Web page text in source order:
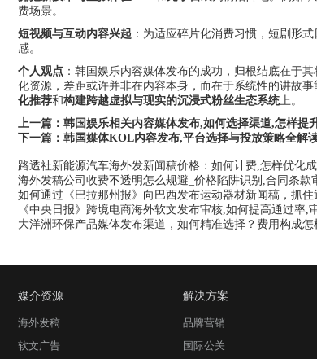
费场景。
短视频与互动内容兴起 ：为适应碎片化消费习惯，短剧形
感。
个人观点 ：韩国娱乐内容媒体发布的成功，归根结底在于
化资源，差距或许并非在内容本身，而在于系统性的讲故
化推荐和构建跨越虚拟与现实的沉浸式粉丝生态系统上。
上一篇： 韩国娱乐相关内容媒体发布,如何选择渠道,怎样提
下一篇： 韩国媒体KOL内容发布,平台选择与投放策略全解
路透社新能源汽车海外发新闻稿价格：如何计费,怎样优化
海外发稿公司收费不透明怎么规避_价格陷阱识别,合同条款
如何通过《巴拉那州报》向巴西发布运动器材新闻稿，抓住
《中央日报》跨境电商海外软文发布审核,如何提高通过率,
大洋洲环保产品媒体发布渠道，如何精准选择？费用构成
媒介资源
海外发稿
软文广告
解决方案
品牌营销
国际公关